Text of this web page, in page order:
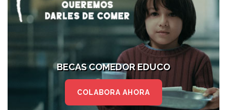
BECAS COMEDOR EDUCO
COLABORA AHORA